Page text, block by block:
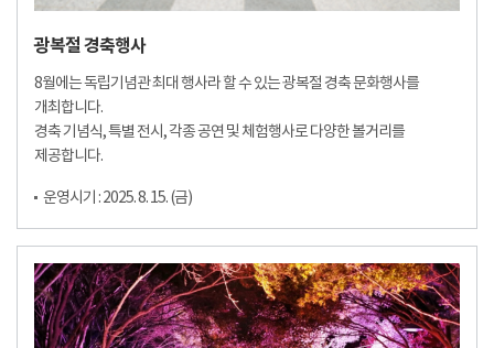
광복절 경축행사
8월에는 독립기념관 최대 행사라 할 수 있는 광복절 경축 문화행사를
개최합니다.
경축 기념식, 특별 전시, 각종 공연 및 체험행사로 다양한 볼거리를
제공합니다.
운영시기 : 2025. 8. 15. (금)